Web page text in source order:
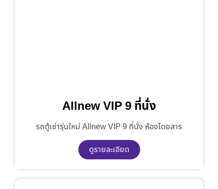
Allnew VIP 9 ที่นั่ง
รถตู้เช่ารุ่นใหม่ Allnew VIP 9 ที่นั่ง ห้องโดยสาร
ดูรายละเอียด